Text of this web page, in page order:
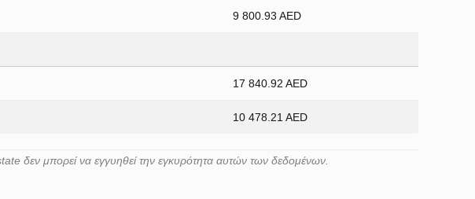
9 800.93 AED
17 840.92 AED
10 478.21 AED
δεν μπορεί να εγγυηθεί την εγκυρότητα αυτών των δεδομένων.